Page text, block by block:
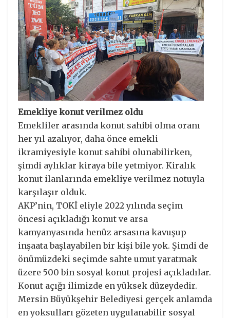
Emekliye konut verilmez oldu
Emekliler arasında konut sahibi olma oranı
her yıl azalıyor, daha önce emekli
ikramiyesiyle konut sahibi olunabilirken,
şimdi aylıklar kiraya bile yetmiyor. Kiralık
konut ilanlarında emekliye verilmez notuyla
karşılaşır olduk.
AKP’nin, TOKİ eliyle 2022 yılında seçim
öncesi açıkladığı konut ve arsa
kamyanyasında henüz arsasına kavuşup
inşaata başlayabilen bir kişi bile yok. Şimdi de
önümüzdeki seçimde sahte umut yaratmak
üzere 500 bin sosyal konut projesi açıkladılar.
Konut açığı ilimizde en yüksek düzeydedir.
Mersin Büyükşehir Belediyesi gerçek anlamda
en yoksulları gözeten uygulanabilir sosyal